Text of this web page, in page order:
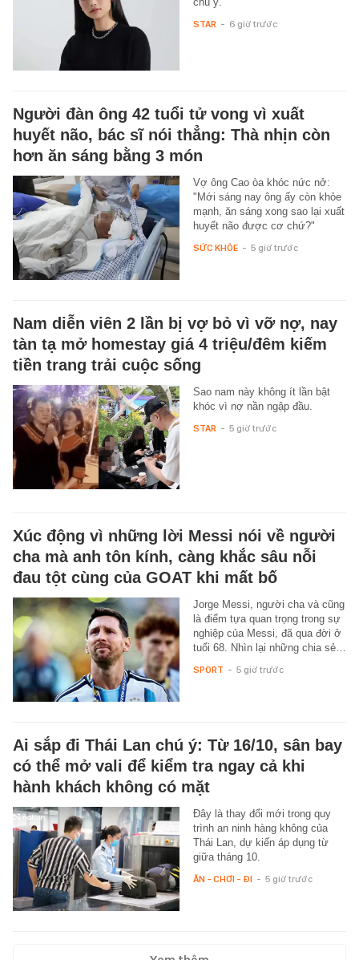
STAR - 6 giờ trước
Người đàn ông 42 tuổi tử vong vì xuất
huyết não, bác sĩ nói thẳng: Thà nhịn còn
hơn ăn sáng bằng 3 món
Vợ ông Cao òa khóc nức nở:
"Mới sáng nay ông ấy còn khỏe
mạnh, ăn sáng xong sao lại xuất
huyết não được cơ chứ?"
SỨC KHỎE - 5 giờ trước
Nam diễn viên 2 lần bị vợ bỏ vì vỡ nợ, nay
tàn tạ mở homestay giá 4 triệu/đêm kiếm
tiền trang trải cuộc sống
Sao nam này không ít lần bật
khóc vì nợ nần ngập đầu.
STAR - 5 giờ trước
Xúc động vì những lời Messi nói về người
cha mà anh tôn kính, càng khắc sâu nỗi
đau tột cùng của GOAT khi mất bố
Jorge Messi, người cha và cũng
là điểm tựa quan trọng trong sự
nghiệp của Messi, đã qua đời ở
tuổi 68. Nhìn lại những chia sẻ…
SPORT - 5 giờ trước
Ai sắp đi Thái Lan chú ý: Từ 16/10, sân bay
có thể mở vali để kiểm tra ngay cả khi
hành khách không có mặt
Đây là thay đổi mới trong quy
trình an ninh hàng không của
Thái Lan, dự kiến áp dụng từ
giữa tháng 10.
ĂN - CHƠI - ĐI - 5 giờ trước